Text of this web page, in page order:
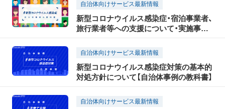
自治体向けサービス最新情報
新型コロナウイルス感染症・宿泊事業者、
旅行業者等への支援について・実施事例
自治体向けサービス最新情報
新型コロナウイルス感染症対策の基本的
対処方針について【自治体事例の教科書】
自治体向けサービス最新情報